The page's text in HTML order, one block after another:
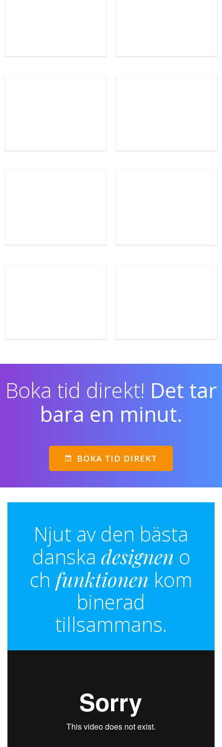
Boka tid direkt! Det tar
bara en minut.
BOKA TID DIREKT
Njut av den bästa
danska designen o
ch funktionen kom
binerad
tillsammans.